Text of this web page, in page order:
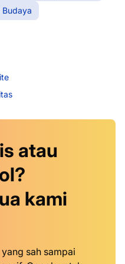
Budaya
atau
kami
sah sampai